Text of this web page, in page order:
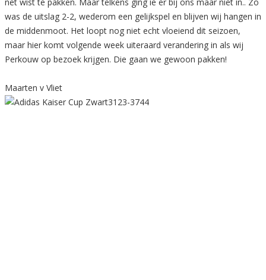
was de uitslag 2-2, wederom een gelijkspel en blijven wij hangen in
de middenmoot. Het loopt nog niet echt vloeiend dit seizoen,
maar hier komt volgende week uiteraard verandering in als wij
Perkouw op bezoek krijgen. Die gaan we gewoon pakken!
Maarten v Vliet